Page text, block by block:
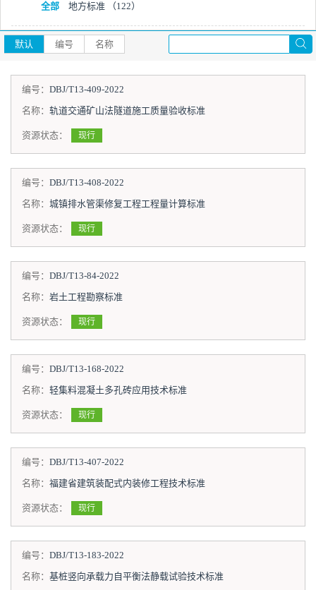
全部 地方标准 （122）
默认 编号 名称
编号： DBJ/T13-409-2022
名称： 轨道交通矿山法隧道施工质量验收标准
资源状态： 现行
编号： DBJ/T13-408-2022
名称： 城镇排水管渠修复工程工程量计算标准
资源状态： 现行
编号： DBJ/T13-84-2022
名称： 岩土工程勘察标准
资源状态： 现行
编号： DBJ/T13-168-2022
名称： 轻集料混凝土多孔砖应用技术标准
资源状态： 现行
编号： DBJ/T13-407-2022
名称： 福建省建筑装配式内装修工程技术标准
资源状态： 现行
编号： DBJ/T13-183-2022
名称： 基桩竖向承载力自平衡法静载试验技术标准